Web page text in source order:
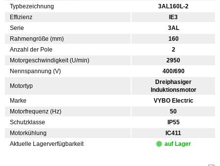
Typbezeichnung
3AL160L-2
Effizienz
IE3
Serie
3AL
Rahmengröße (mm)
160
Anzahl der Pole
2
Motorgeschwindigkeit (U/min)
2950
Nennspannung (V)
400/690
Motortyp
Dreiphasiger
Induktionsmotor
Marke
VYBO Electric
Motorfrequenz (Hz)
50
Schutzklasse
IP55
Motorkühlung
IC411
Aktuelle Lagerverfügbarkeit
auf Lager